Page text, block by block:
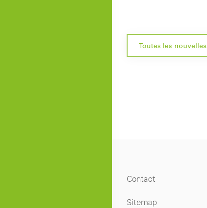
Toutes les nouvelles
Contact
Sitemap